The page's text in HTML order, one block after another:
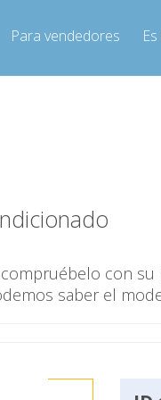
Para vendedores
de 9:00 a De
compruébelo con
saber el